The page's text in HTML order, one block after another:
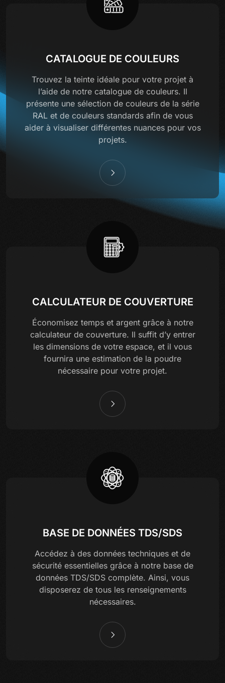
CATALOGUE DE COULEURS
Trouvez la teinte idéale pour votre projet à
l’aide de notre catalogue de couleurs. Il
présente une sélection de couleurs de la série
RAL et de couleurs standards afin de vous
aider à visualiser différentes nuances pour vos
projets.
CALCULATEUR DE COUVERTURE
Économisez temps et argent grâce à notre
calculateur de couverture. Il suffit d’y entrer
les dimensions de votre espace, et il vous
fournira une estimation de la poudre
nécessaire pour votre projet.
BASE DE DONNÉES TDS/SDS
Accédez à des données techniques et de
sécurité essentielles grâce à notre base de
données TDS/SDS complète. Ainsi, vous
disposerez de tous les renseignements
nécessaires.